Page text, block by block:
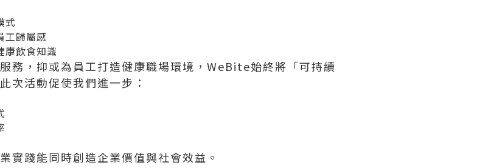
式
工歸屬感
康飲食知識
務，抑或為員工打造健康職場環境，WeBite始終將「可持續
次活動促使我們進一步：
實踐能同時創造企業價值與社會效益。